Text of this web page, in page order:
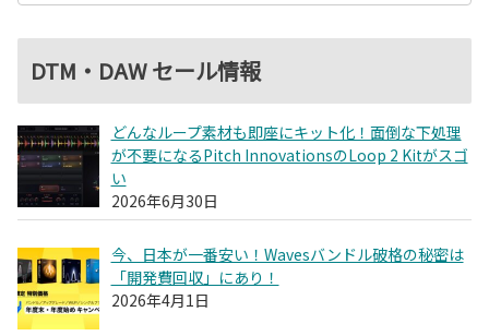
DTM・DAW セール情報
どんなループ素材も即座にキット化！面倒な下処理
が不要になるPitch InnovationsのLoop 2 Kitがスゴ
い
2026年6月30日
今、日本が一番安い！Wavesバンドル破格の秘密は
「開発費回収」にあり！
2026年4月1日